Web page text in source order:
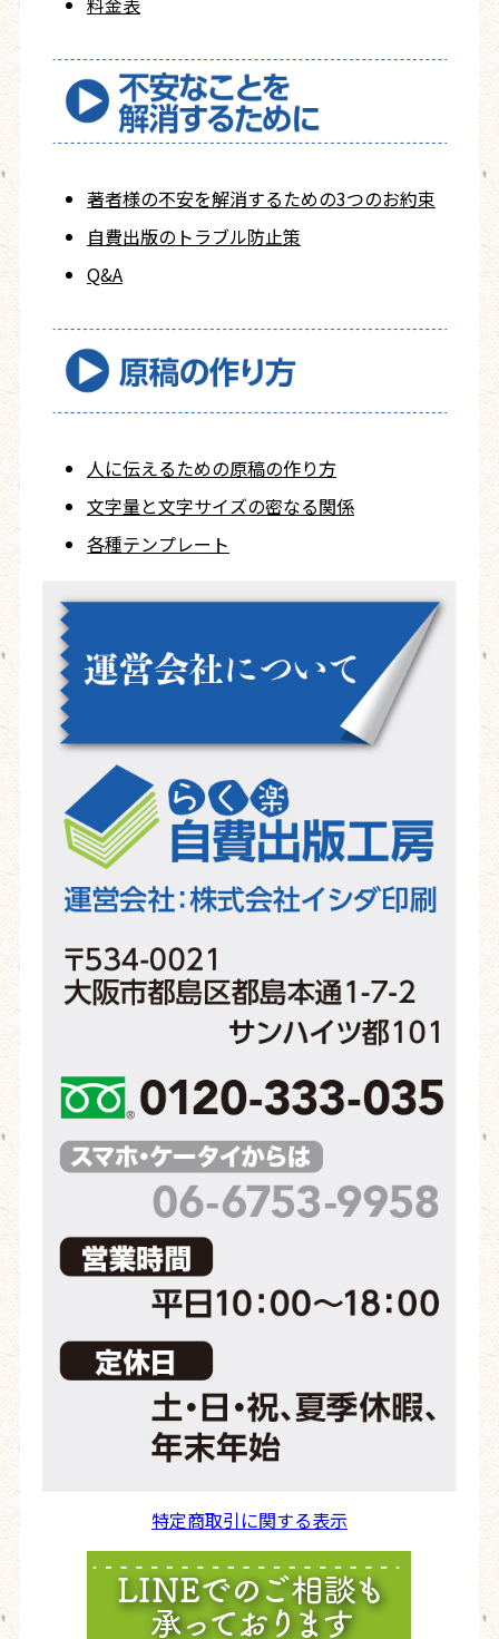
著者様の不安を解消するための3つのお約束
自費出版の トラブル防止策
Q&A
人に伝えるための原稿の作り方
文字量と文字サイズの密なる関係
各種テンプレート
特定商取引に関する表示